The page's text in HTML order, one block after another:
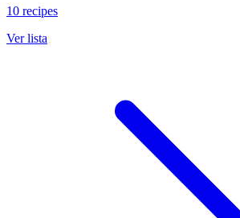
10 recipes
Ver lista